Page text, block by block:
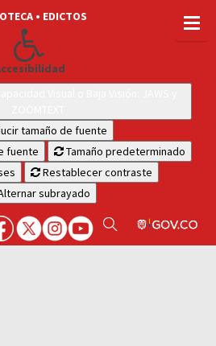
• EDICTOS
tamaño de fuente
fuente
Tamaño predeterminado
Restablecer contraste
subrayado